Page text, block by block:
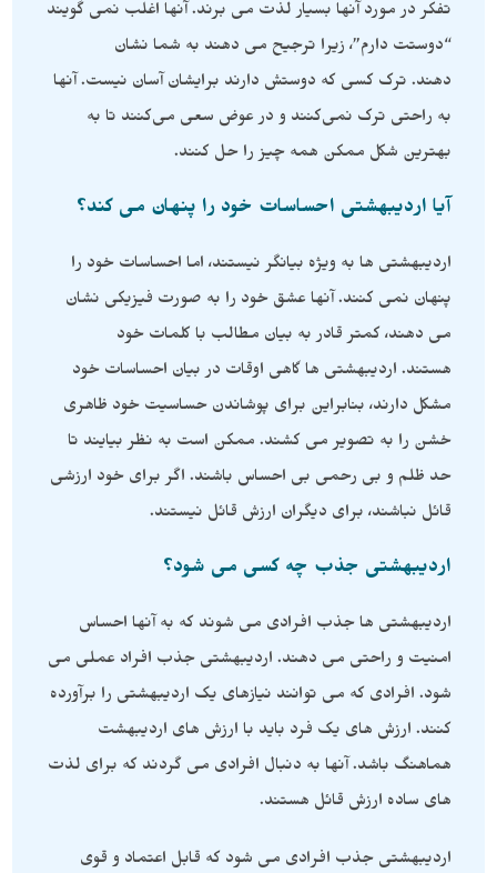
تفکر در مورد آنها بسیار لذت می برند. آنها اغلب نمی گویند
“دوستت دارم”، زیرا ترجیح می دهند به شما نشان
دهند. ترک کسی که دوستش دارند برایشان آسان نیست. آنها
به راحتی ترک نمی‌کنند و در عوض سعی می‌کنند تا به
بهترین شکل ممکن همه چیز را حل کنند.
آیا اردیبهشتی احساسات خود را پنهان می کند؟
اردیبهشتی ها به ویژه بیانگر نیستند، اما احساسات خود را
پنهان نمی کنند. آنها عشق خود را به صورت فیزیکی نشان
می دهند، کمتر قادر به بیان مطالب با کلمات خود
هستند. اردیبهشتی ها گاهی اوقات در بیان احساسات خود
مشکل دارند، بنابراین برای پوشاندن حساسیت خود ظاهری
خشن را به تصویر می کشند. ممکن است به نظر بیایند تا
حد ظلم و بی رحمی بی احساس باشند. اگر برای خود ارزشی
قائل نباشند، برای دیگران ارزش قائل نیستند.
اردیبهشتی جذب چه کسی می شود؟
اردیبهشتی ها جذب افرادی می شوند که به آنها احساس
امنیت و راحتی می دهند. اردیبهشتی جذب افراد عملی می
شود. افرادی که می توانند نیازهای یک اردیبهشتی را برآورده
کنند. ارزش های یک فرد باید با ارزش های اردیبهشت
هماهنگ باشد. آنها به دنبال افرادی می گردند که برای لذت
های ساده ارزش قائل هستند.
اردیبهشتی جذب افرادی می شود که قابل اعتماد و قوی